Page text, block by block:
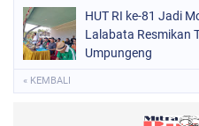
HUT RI ke-81 Jadi
Lalabata Resmikan
Umpungeng
« KEMBALI